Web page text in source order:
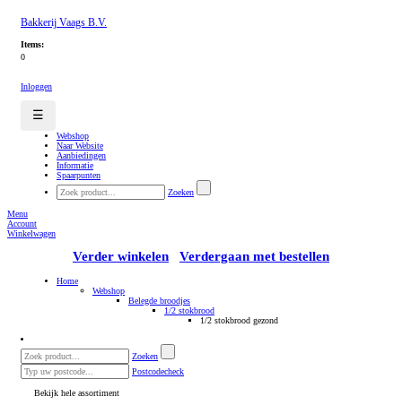
Bakkerij Vaags B.V.
Items:
0
Inloggen
☰
Webshop
Naar Website
Aanbiedingen
Informatie
Spaarpunten
Zoeken
Menu
Account
Winkelwagen
Verder winkelen Verdergaan met bestellen
Home
Webshop
Belegde broodjes
1/2 stokbrood
1/2 stokbrood gezond
Zoeken
Postcodecheck
Bekijk hele assortiment